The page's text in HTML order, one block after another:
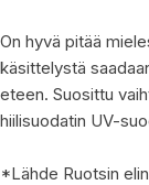
On hyvä pitää
käsittelystä
eteen. Suosittu
hiilisuodatin UV-
*Lähde Ruotsin